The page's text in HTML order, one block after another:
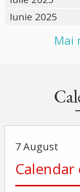
Iunie 2025
Mai
7 August